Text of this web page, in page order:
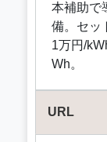
本補助で
備。セッ
1万円/
Wh。
URL